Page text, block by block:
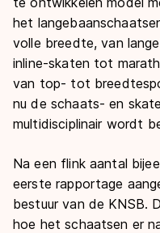
het
volle breedte, van
inline-skaten tot
van top- tot
nu de schaats- en
multidisciplinair wordt
Na een flink aantal
eerste rapportage
bestuur van de KNSB.
hoe het schaatsen er